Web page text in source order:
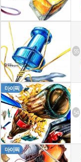
55
마이픽
54
마이픽